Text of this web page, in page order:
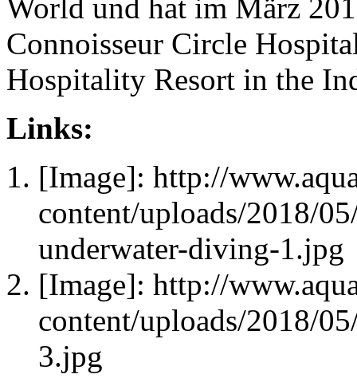
World und hat im März
Connoisseur Circle
Hospitality Resort in the
Links:
[Image]: http://
content/uploads/2018/
underwater-diving-1.jpg
[Image]: http://
content/uploads/2018/
3.jpg